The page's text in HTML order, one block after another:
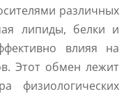
различных
липиды, белки и
влияя на
Этот обмен лежит
физиологических